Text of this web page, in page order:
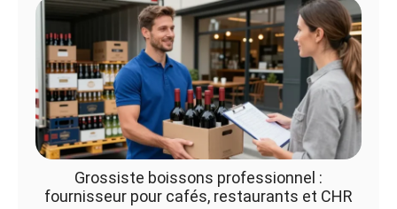
Grossiste boissons professionnel :
fournisseur pour cafés, restaurants et CHR